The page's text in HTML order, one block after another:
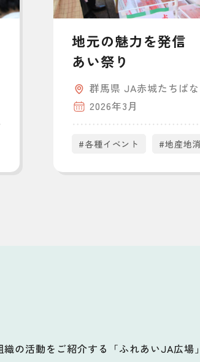
地元の魅力を発信
あい祭り
群馬県 JA赤城たちばな
2026年3月
#各種イベント #地産地消
の活動をご紹介する「ふれあいJA広場